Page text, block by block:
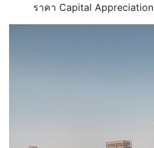
ราคา Capital Appreciation